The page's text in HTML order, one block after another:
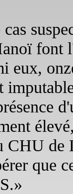
font
eux,
CHU de
que